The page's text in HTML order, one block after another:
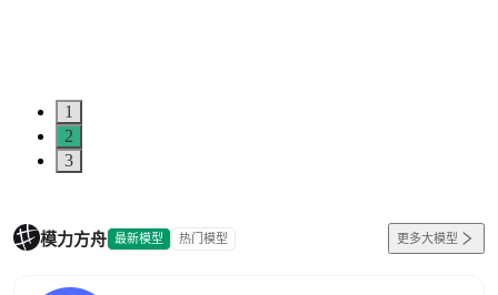
1
2
3
模力方舟 最新模型 热门模型 更多大模型